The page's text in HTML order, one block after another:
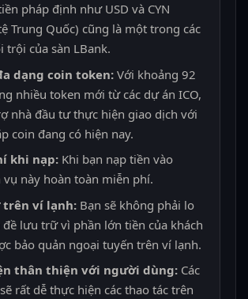
pháp định như USD và CYN
Trung Quốc) cũng là một trong các
trội của sàn LBank.
dạng coin token:Với khoảng 92
nhiều token mới từ các dự án ICO,
nhà đầu tư thực hiện giao dịch với
coin đang có hiện nay.
khi nạp:Khi bạn nạp tiền vào
vụ này hoàn toàn miễn phí.
ví lạnh:Bạn sẽ không phải lo
đề lưu trữ vì phần lớn tiền của khách
bảo quản ngoại tuyến trên ví lạnh.
thân thiện với người dùng:Các
rất dễ thực hiện các thao tác trên